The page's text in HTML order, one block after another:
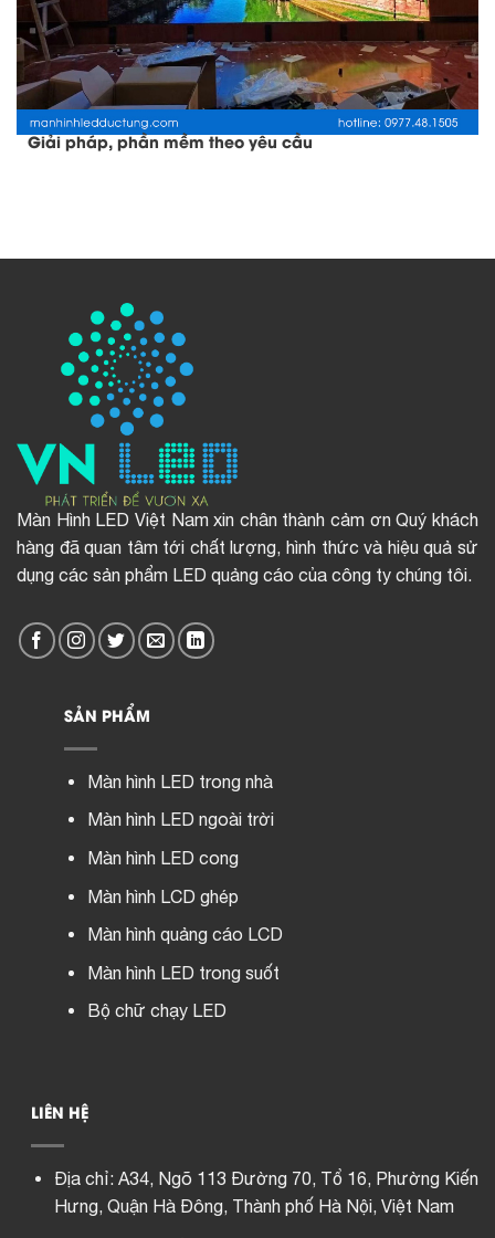
Giải pháp, phần mềm theo yêu cầu
Màn Hình LED Việt Nam xin chân thành cảm ơn Quý khách
hàng đã quan tâm tới chất lượng, hình thức và hiệu quả sử
dụng các sản phẩm LED quảng cáo của công ty chúng tôi.
SẢN PHẨM
Màn hình LED trong nhà
Màn hình LED ngoài trời
Màn hình LED cong
Màn hình LCD ghép
Màn hình quảng cáo LCD
Màn hình LED trong suốt
Bộ chữ chạy LED
LIÊN HỆ
Địa chỉ: A34, Ngõ 113 Đường 70, Tổ 16, Phường Kiến
Hưng, Quận Hà Đông, Thành phố Hà Nội, Việt Nam